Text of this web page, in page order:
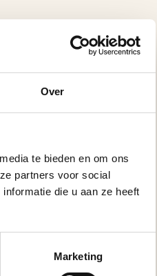
Over
te bieden en om ons
partners voor social
die u aan ze heeft
Marketing